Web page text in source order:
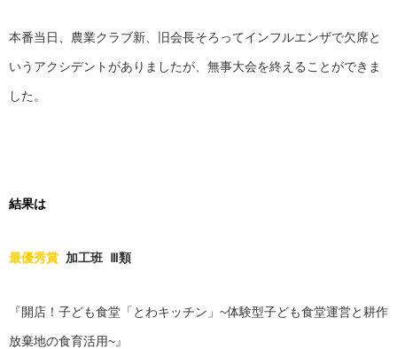
本番当日、農業クラブ新、旧会長そろってインフルエンザで欠席と
いうアクシデントがありましたが、無事大会を終えることができま
した。
結果は
最優秀賞 加工班 Ⅲ類
『開店！子ども食堂「とわキッチン」~体験型子ども食堂運営と耕作
放棄地の食育活用~』